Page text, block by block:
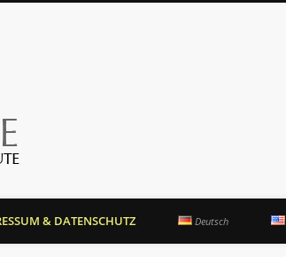
& DATENSCHUTZ Deutsch